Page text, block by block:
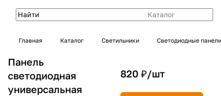
Каталог
Главная Каталог Светильники Светодиодные панели
Панель
светодиодная
универсальная
820 ₽/шт